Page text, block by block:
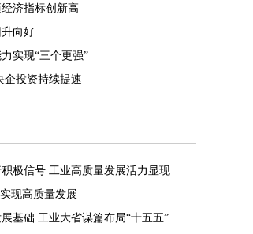
济指标创新高
向好
实现“三个更强”
企投资持续提速
极信号 工业高质量发展活力显现
现高质量发展
基础 工业大省谋篇布局“十五五”